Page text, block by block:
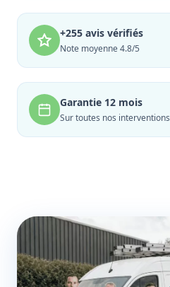
+255 avis vérifiés
Note moyenne 4.8/5
Garantie 12 mois
Sur toutes nos interventions